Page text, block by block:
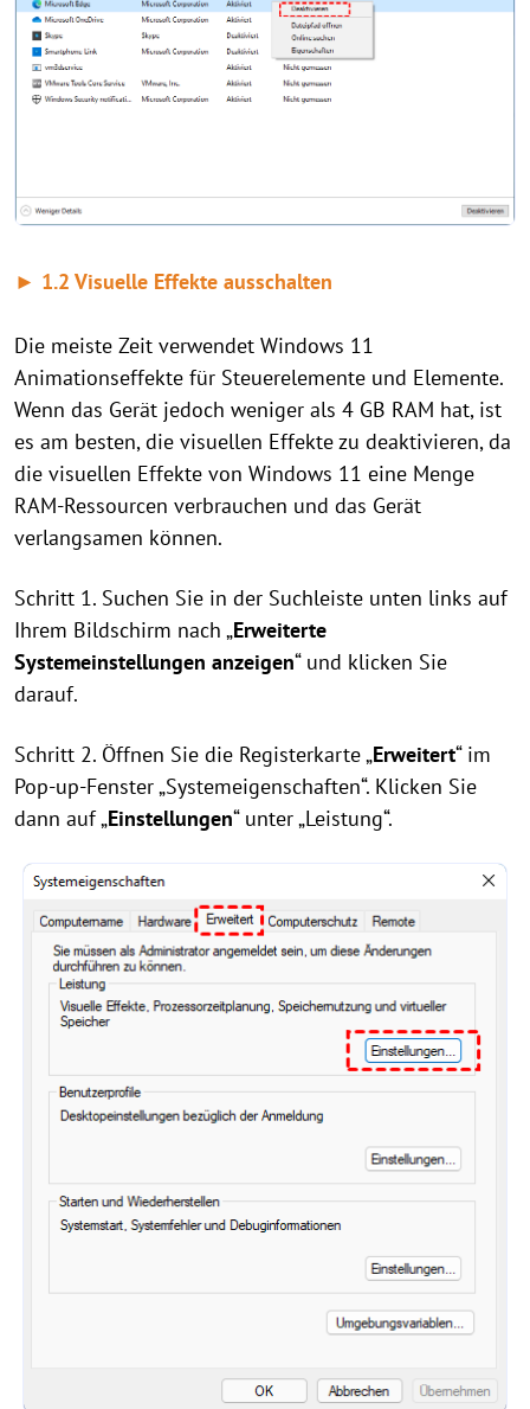
► 1.2 Visuelle Effekte ausschalten
Die meiste Zeit verwendet Windows 11
Animationseffekte für Steuerelemente und Elemente.
Wenn das Gerät jedoch weniger als 4 GB RAM hat, ist
es am besten, die visuellen Effekte zu deaktivieren, da
die visuellen Effekte von Windows 11 eine Menge
RAM-Ressourcen verbrauchen und das Gerät
verlangsamen können.
Schritt 1. Suchen Sie in der Suchleiste unten links auf
Ihrem Bildschirm nach „Erweiterte
Systemeinstellungen anzeigen“ und klicken Sie
darauf.
Schritt 2. Öffnen Sie die Registerkarte „Erweitert“ im
Pop-up-Fenster „Systemeigenschaften“. Klicken Sie
dann auf „Einstellungen“ unter „Leistung“.